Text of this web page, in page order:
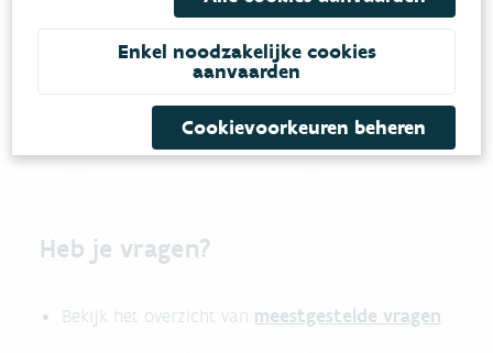
Overschrijdingen
Heb je vragen?
Bekijk het overzicht van meestgestelde vragen.
Enkel noodzakelijke cookies
aanvaarden
Cookievoorkeuren beheren